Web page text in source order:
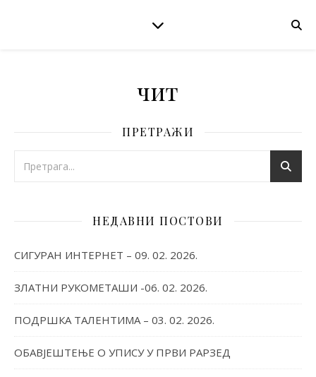
чит
ПРЕТРАЖИ
НЕДАВНИ ПОСТОВИ
СИГУРАН ИНТЕРНЕТ – 09. 02. 2026.
ЗЛАТНИ РУКОМЕТАШИ -06. 02. 2026.
ПОДРШКА ТАЛЕНТИМА – 03. 02. 2026.
ОБАВЈЕШТЕЊЕ О УПИСУ У ПРВИ РАРЗЕД